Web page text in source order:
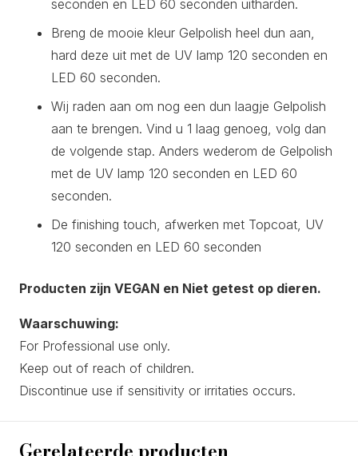
seconden en LED 60 seconden uitharden.
Breng de mooie kleur Gelpolish heel dun aan,
hard deze uit met de UV lamp 120 seconden en
LED 60 seconden.
Wij raden aan om nog een dun laagje Gelpolish
aan te brengen. Vind u 1 laag genoeg, volg dan
de volgende stap. Anders wederom de Gelpolish
met de UV lamp 120 seconden en LED 60
seconden.
De finishing touch, afwerken met Topcoat, UV
120 seconden en LED 60 seconden
Producten zijn VEGAN en Niet getest op dieren.
Waarschuwing:
For Professional use only.
Keep out of reach of children.
Discontinue use if sensitivity or irritaties occurs.